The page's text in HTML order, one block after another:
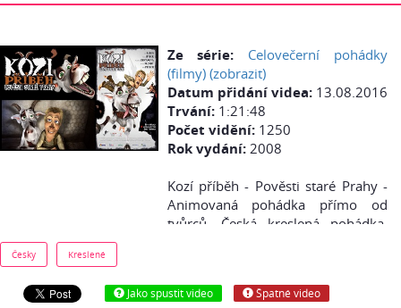
Ze série: Celovečerní pohádky
(filmy) (zobrazit)
Datum přidání videa: 13.08.2016
Trvání: 1:21:48
Počet vidění: 1250
Rok vydání: 2008
Kozí příběh - Pověsti staré Prahy -
Animovaná pohádka přímo od
tvůrců. Česká kreslená pohádka.
Pohádka je v HD kvalitě.
Česky Kreslené
Jako spustit video Špatné video